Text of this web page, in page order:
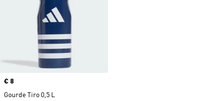
Prix
€ 8
Gourde Tiro 0,5 L